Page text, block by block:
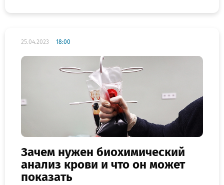
25.04.2023 18:00
Зачем нужен биохимический
анализ крови и что он может
показать